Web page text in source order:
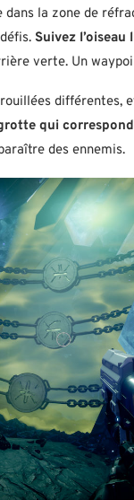
la zone de
Suivez l’oiseau
verte. Un
différentes,
qui
des ennemis.